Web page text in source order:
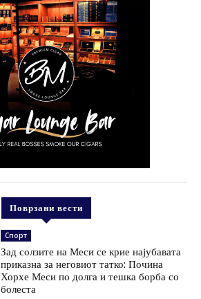
Поврзани вести
Спорт
Зад солзите на Меси се крие најубавата
приказна за неговиот татко: Почина
Хорхе Меси по долга и тешка борба со
болеста